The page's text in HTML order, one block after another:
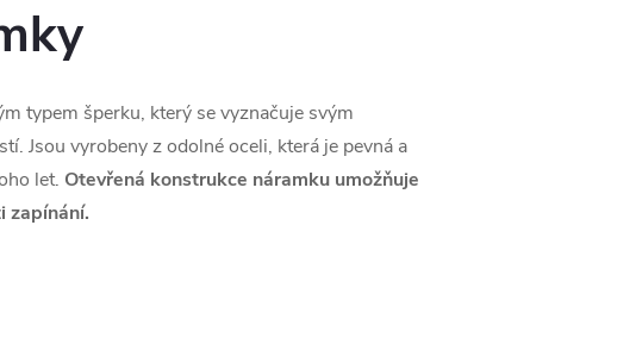
typem šperku, který se vyznačuje svým
Jsou vyrobeny z odolné oceli, která je pevná a
let. Otevřená konstrukce náramku umožňuje
zapínání.